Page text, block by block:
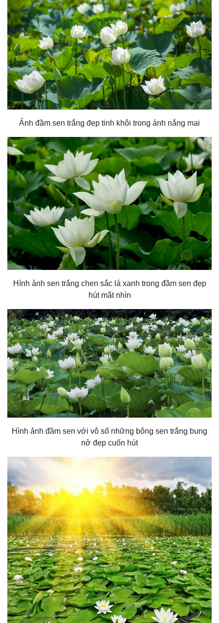
Ảnh đầm sen trắng đẹp tinh khôi trong ánh nắng mai
Hình ảnh sen trắng chen sắc lá xanh trong đầm sen đẹp
hút mắt nhìn
Hình ảnh đầm sen với vô số những bông sen trắng bung
nở đẹp cuốn hút